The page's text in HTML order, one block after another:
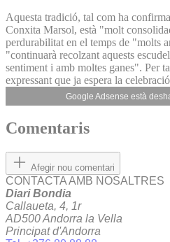
Aquesta tradició, tal com ha
Conxita Marsol, està "molt
perdurabilitat en el temps de "molts
"continuarà recolzant aquests
sentiment i amb moltes ganes". Per
expressant que ja espera la
Google Adsense està
Comentaris
Afegir nou comentari
CONTACTA AMB NOSALTRES
Diari Bondia
Callaueta, 4, 1r
AD500 Andorra la Vella
Principat d'Andorra